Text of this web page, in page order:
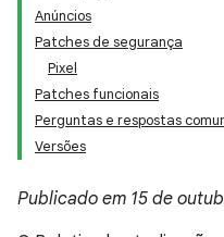
Anúncios
Patches de segurança
Pixel
Patches funcionais
Perguntas e respostas
Versões
Publicado em 15 de